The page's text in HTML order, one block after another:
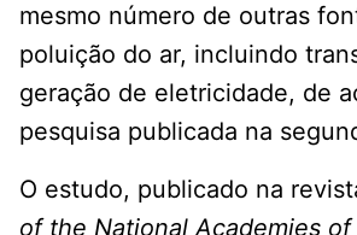
mesmo número de outras
poluição do ar, incluindo
geração de eletricidade, de
pesquisa publicada na
O estudo, publicado na
of the National Academies